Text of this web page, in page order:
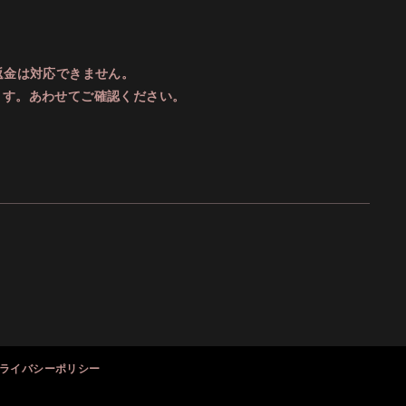
は対応できません。
。あわせてご確認ください。
イバシーポリシー